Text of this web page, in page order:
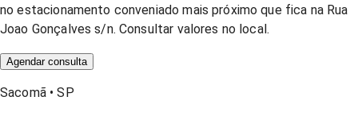
no estacionamento conveniado mais próximo que fica na Rua
Joao Gonçalves s/n. Consultar valores no local.
Agendar consulta
Sacomã• SP